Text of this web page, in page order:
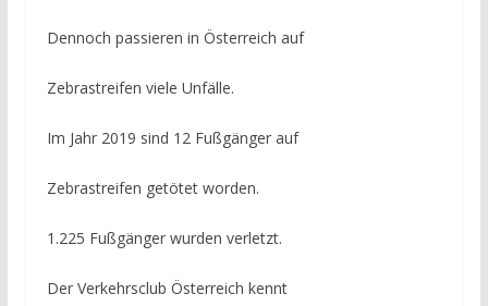
Dennoch passieren in Österreich auf
Zebrastreifen viele Unfälle.
Im Jahr 2019 sind 12 Fußgänger auf
Zebrastreifen getötet worden.
1.225 Fußgänger wurden verletzt.
Der Verkehrsclub Österreich kennt